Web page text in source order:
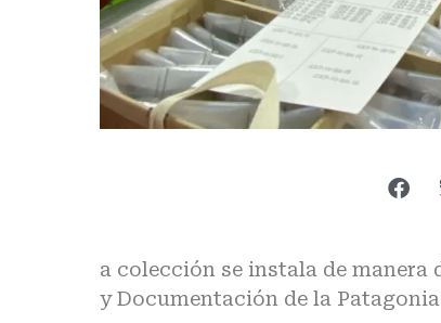
a colección se instala de
y Documentación de la